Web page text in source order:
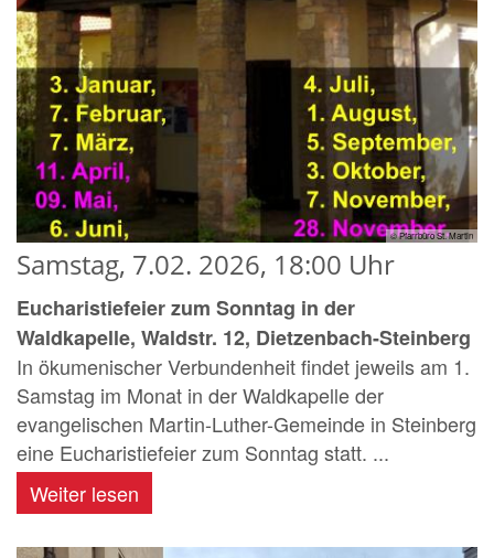
© Pfarrbüro St. Martin
Samstag, 7.02. 2026, 18:00 Uhr
Eucharistiefeier zum Sonntag in der
Waldkapelle, Waldstr. 12, Dietzenbach-Steinberg
In ökumenischer Verbundenheit findet jeweils am 1.
Samstag im Monat in der Waldkapelle der
evangelischen Martin-Luther-Gemeinde in Steinberg
eine Eucharistiefeier zum Sonntag statt. ...
Weiter lesen